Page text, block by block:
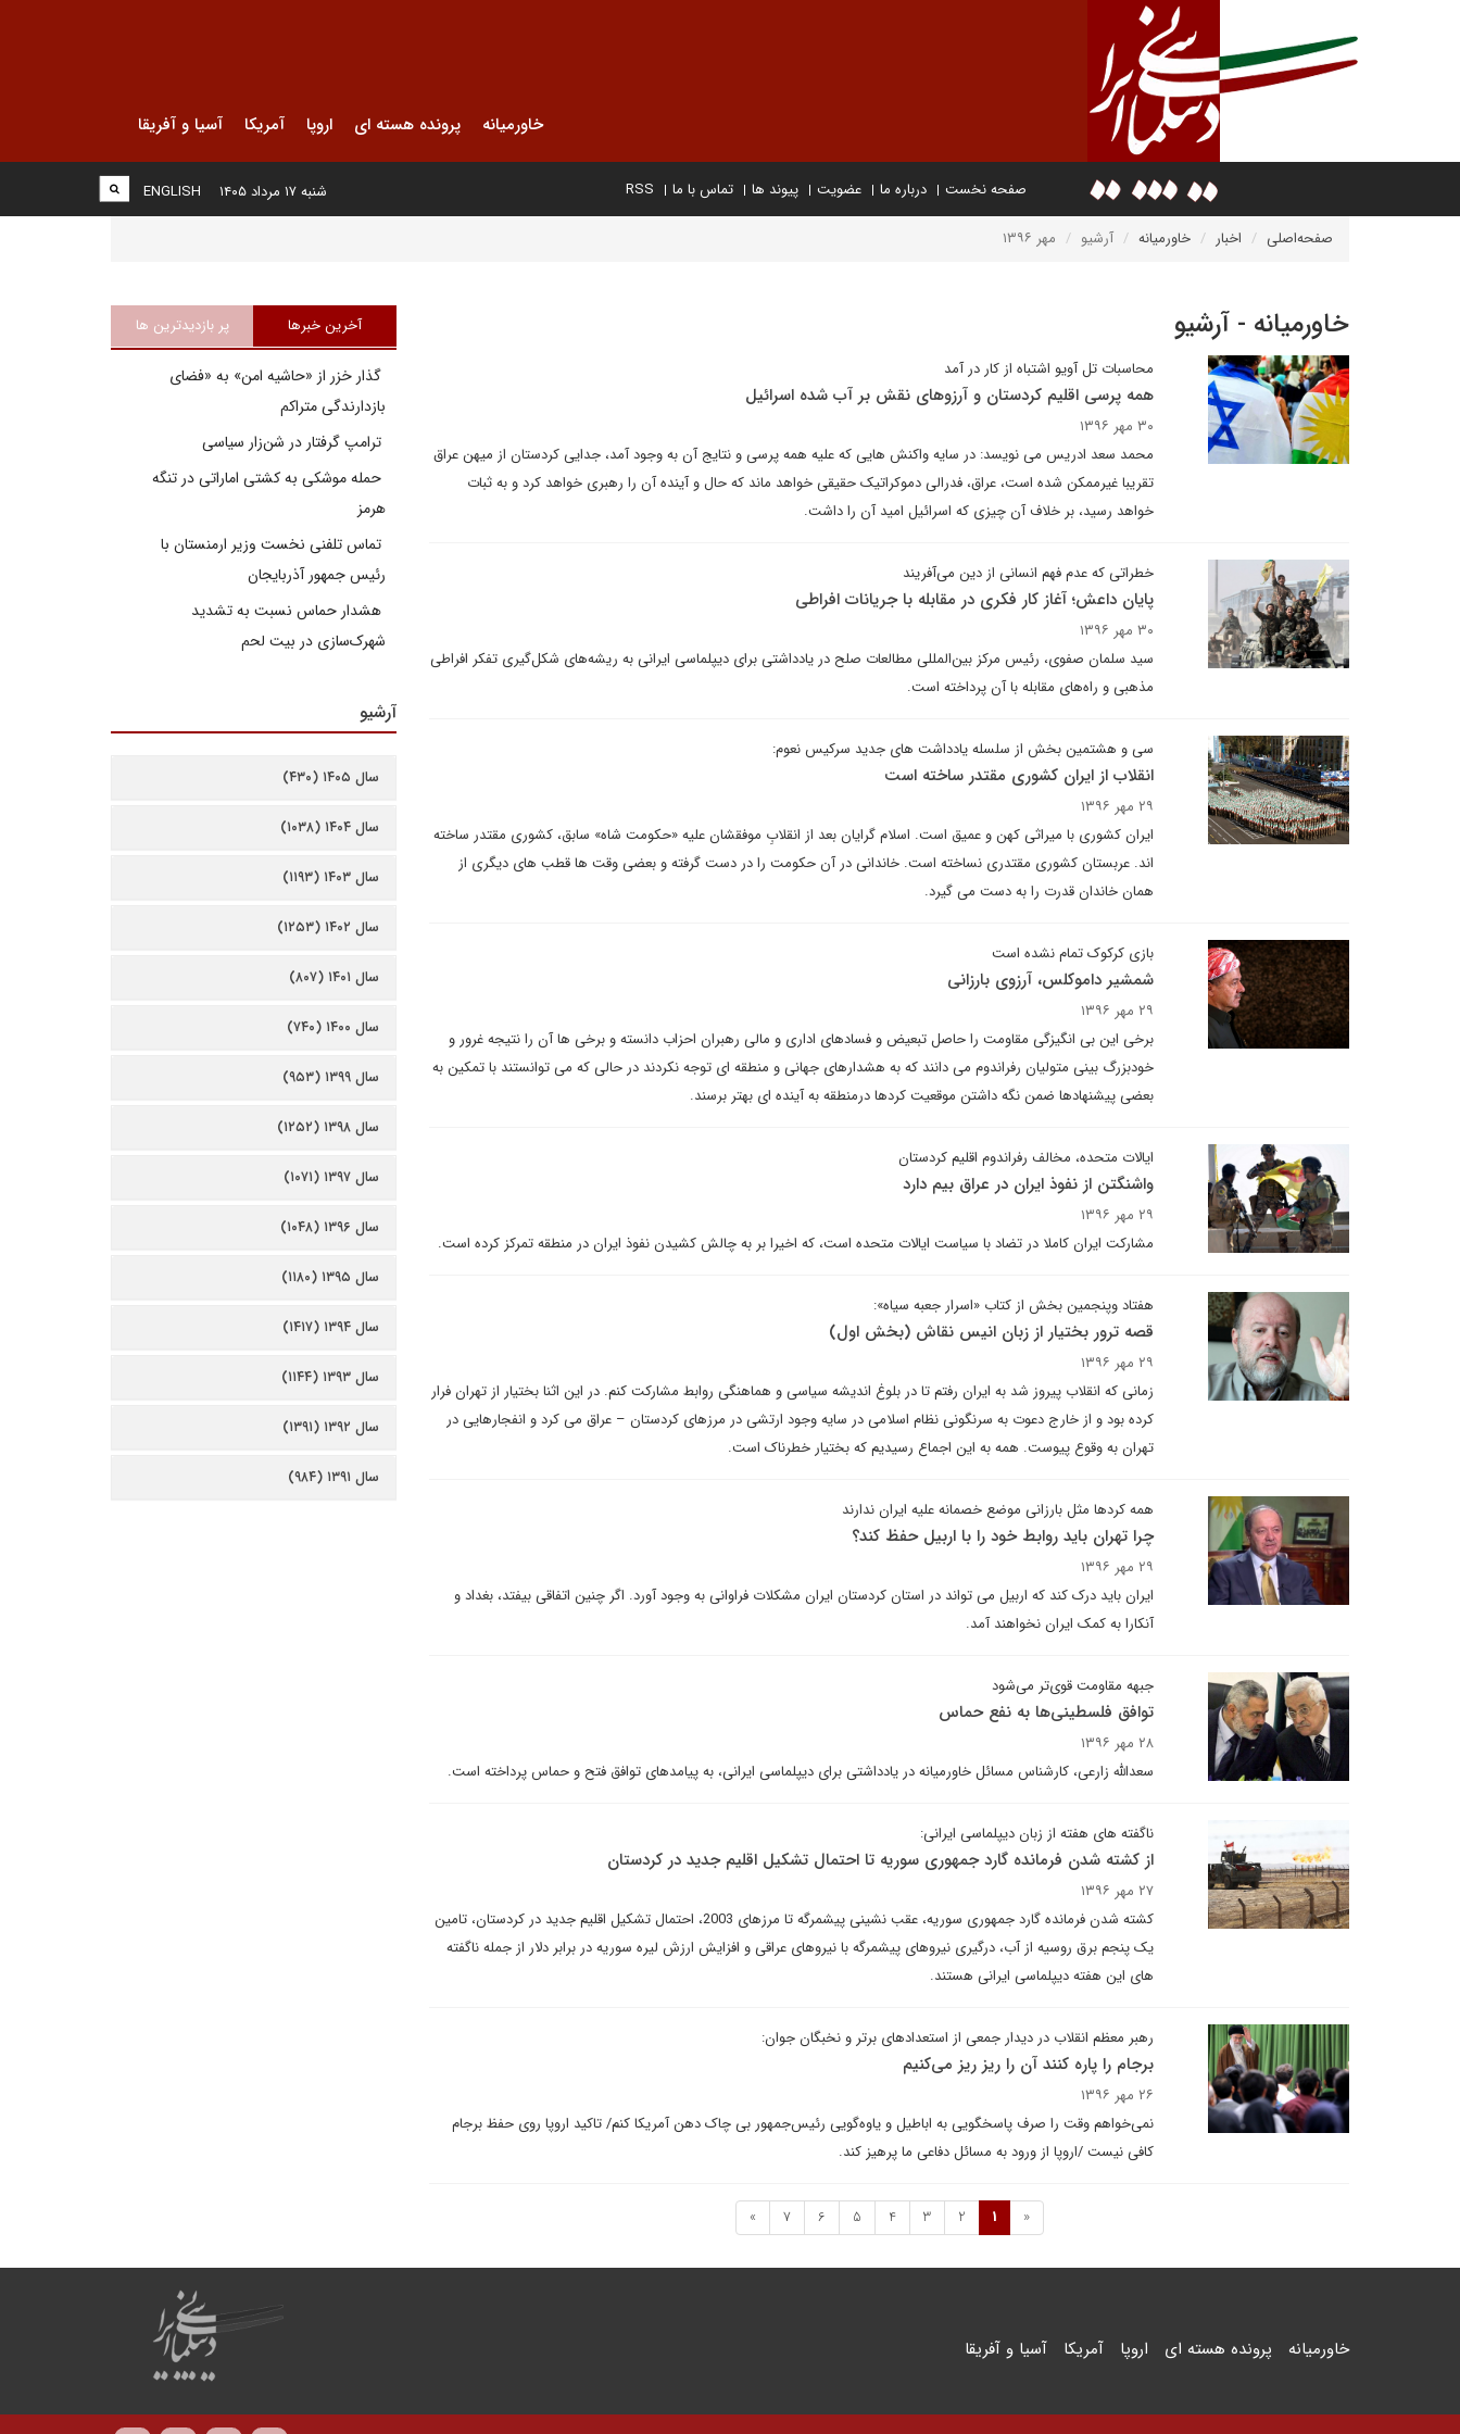
خاورمیانه پرونده هسته ای اروپا آمریکا آسیا و آفریقا
صفحه نخست درباره ما عضویت پیوند ها تماس با ما RSS
ENGLISH شنبه ۱۷ مرداد ۱۴۰۵
صفحه‌اصلی اخبار خاورمیانه آرشیو مهر ۱۳۹۶
خاورمیانه - آرشیو
محاسبات تل آویو اشتباه از کار در آمد
همه پرسی اقلیم کردستان و آرزوهای نقش بر آب شده اسرائیل
۳۰ مهر ۱۳۹۶
محمد سعد ادریس می نویسد: در سایه واکنش هایی که علیه همه پرسی و نتایج آن به وجود آمد، جدایی کردستان از میهن عراق
تقریبا غیرممکن شده است، عراق، فدرالی دموکراتیک حقیقی خواهد ماند که حال و آینده آن را رهبری خواهد کرد و به ثبات
خواهد رسید، بر خلاف آن چیزی که اسرائیل امید آن را داشت.
خطراتی که عدم فهم انسانی از دین می‌آفریند
پایان داعش؛ آغاز کار فکری در مقابله با جریانات افراطی
۳۰ مهر ۱۳۹۶
سید سلمان صفوی، رئیس مرکز بین‌المللی مطالعات صلح در یادداشتی برای دیپلماسی ایرانی به ریشه‌های شکل‌گیری تفکر افراطی
مذهبی و راه‌های مقابله با آن پرداخته است.
سی و هشتمین بخش از سلسله یادداشت های جدید سرکیس نعوم:
انقلاب از ایران کشوری مقتدر ساخته است
۲۹ مهر ۱۳۹۶
ایران کشوری با میراثی کهن و عمیق است. اسلام گرایان بعد از انقلابِ موفقشان علیه «حکومت شاه» سابق، کشوری مقتدر ساخته
اند. عربستان کشوری مقتدری نساخته است. خاندانی در آن حکومت را در دست گرفته و بعضی وقت ها قطب های دیگری از
همان خاندان قدرت را به دست می گیرد.
بازی کرکوک تمام نشده است
شمشیر داموکلس، آرزوی بارزانی
۲۹ مهر ۱۳۹۶
برخی این بی انگیزگی مقاومت را حاصل تبعیض و فسادهای اداری و مالی رهبران احزاب دانسته و برخی ها آن را نتیجه غرور و
خودبزرگ بینی متولیان رفراندوم می دانند که به هشدارهای جهانی و منطقه ای توجه نکردند در حالی که می توانستند با تمکین به
بعضی پیشنهادها ضمن نگه داشتن موقعیت کردها درمنطقه به آینده ای بهتر برسند.
ایالات متحده، مخالف رفراندوم اقلیم کردستان
واشنگتن از نفوذ ایران در عراق بیم دارد
۲۹ مهر ۱۳۹۶
مشارکت ایران کاملا در تضاد با سیاست ایالات متحده است، که اخیرا بر به چالش کشیدن نفوذ ایران در منطقه تمرکز کرده است.
هفتاد وپنجمین بخش از کتاب «اسرار جعبه سیاه»:
قصه ترور بختیار از زبان انیس نقاش (بخش اول)
۲۹ مهر ۱۳۹۶
زمانی که انقلاب پیروز شد به ایران رفتم تا در بلوغ اندیشه سیاسی و هماهنگی روابط مشارکت کنم. در این اثنا بختیار از تهران فرار
کرده بود و از خارج دعوت به سرنگونی نظام اسلامی در سایه وجود ارتشی در مرزهای کردستان – عراق می کرد و انفجارهایی در
تهران به وقوع پیوست. همه به این اجماع رسیدیم که بختیار خطرناک است.
همه کردها مثل بارزانی موضع خصمانه علیه ایران ندارند
چرا تهران باید روابط خود را با اربیل حفظ کند؟
۲۹ مهر ۱۳۹۶
ایران باید درک کند که اربیل می تواند در استان کردستان ایران مشکلات فراوانی به وجود آورد. اگر چنین اتفاقی بیفتد، بغداد و
آنکارا به کمک ایران نخواهند آمد.
جبهه مقاومت قوی‌تر می‌شود
توافق فلسطینی‌ها به نفع حماس
۲۸ مهر ۱۳۹۶
سعدالله زارعی، کارشناس مسائل خاورمیانه در یادداشتی برای دیپلماسی ایرانی، به پیامدهای توافق فتح و حماس پرداخته است.
ناگفته های هفته از زبان دیپلماسی ایرانی:
از کشته شدن فرمانده گارد جمهوری سوریه تا احتمال تشکیل اقلیم جدید در کردستان
۲۷ مهر ۱۳۹۶
کشته شدن فرمانده گارد جمهوری سوریه، عقب نشینی پیشمرگه تا مرزهای 2003، احتمال تشکیل اقلیم جدید در کردستان، تامین
یک پنجم برق روسیه از آب، درگیری نیروهای پیشمرگه با نیروهای عراقی و افزایش ارزش لیره سوریه در برابر دلار از جمله ناگفته
های این هفته دیپلماسی ایرانی هستند.
رهبر معظم انقلاب در دیدار جمعی از استعدادهای برتر و نخبگان جوان:
برجام را پاره‌ کنند آن را ریز ریز می‌کنیم
۲۶ مهر ۱۳۹۶
نمی‌خواهم وقت را صرف پاسخگویی به اباطیل و یاوه‌گویی رئیس‌جمهور بی چاک دهن آمریکا کنم/ تاکید اروپا روی حفظ برجام
کافی نیست /اروپا از ورود به مسائل دفاعی ما پرهیز کند.
«
1
2
3
4
5
6
7
»
آخرین خبرها پر بازدیدترین ها
گذار خزر از «حاشیه امن» به «فضای
بازدارندگی متراکم
ترامپ گرفتار در شن‌زار سیاسی
حمله موشکی به کشتی اماراتی در تنگه
هرمز
تماس تلفنی نخست وزیر ارمنستان با
رئیس جمهور آذربایجان
هشدار حماس نسبت به تشدید
شهرک‌سازی در بیت‌ لحم
آرشیو
سال ۱۴۰۵ (۴۳۰)
سال ۱۴۰۴ (۱۰۳۸)
سال ۱۴۰۳ (۱۱۹۳)
سال ۱۴۰۲ (۱۲۵۳)
سال ۱۴۰۱ (۸۰۷)
سال ۱۴۰۰ (۷۴۰)
سال ۱۳۹۹ (۹۵۳)
سال ۱۳۹۸ (۱۲۵۲)
سال ۱۳۹۷ (۱۰۷۱)
سال ۱۳۹۶ (۱۰۴۸)
سال ۱۳۹۵ (۱۱۸۰)
سال ۱۳۹۴ (۱۴۱۷)
سال ۱۳۹۳ (۱۱۴۴)
سال ۱۳۹۲ (۱۳۹۱)
سال ۱۳۹۱ (۹۸۴)
خاورمیانه پرونده هسته ای اروپا آمریکا آسیا و آفریقا